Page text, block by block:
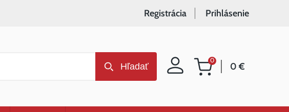
Nákupný
0
0 €
Hľadať
Registrácia Prihlásenie